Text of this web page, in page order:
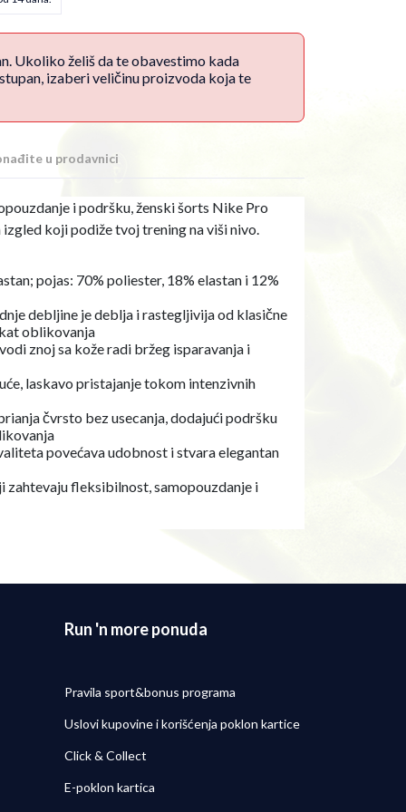
Ukoliko želiš da te obavestimo kada
izaberi veličinu proizvoda koja te
u prodavnici
i podršku, ženski šorts Nike Pro
koji podiže tvoj trening na viši nivo.
pojas: 70% poliester, 18% elastan i 12%
debljine je deblja i rastegljivija od klasične
oblikovanja
znoj sa kože radi bržeg isparavanja i
laskavo pristajanje tokom intenzivnih
čvrsto bez usecanja, dodajući podršku
povećava udobnost i stvara elegantan
zahtevaju fleksibilnost, samopouzdanje i
Run 'n more ponuda
Pravila sport&bonus programa
Uslovi kupovine i korišćenja poklon kartice
Click & Collect
E-poklon kartica